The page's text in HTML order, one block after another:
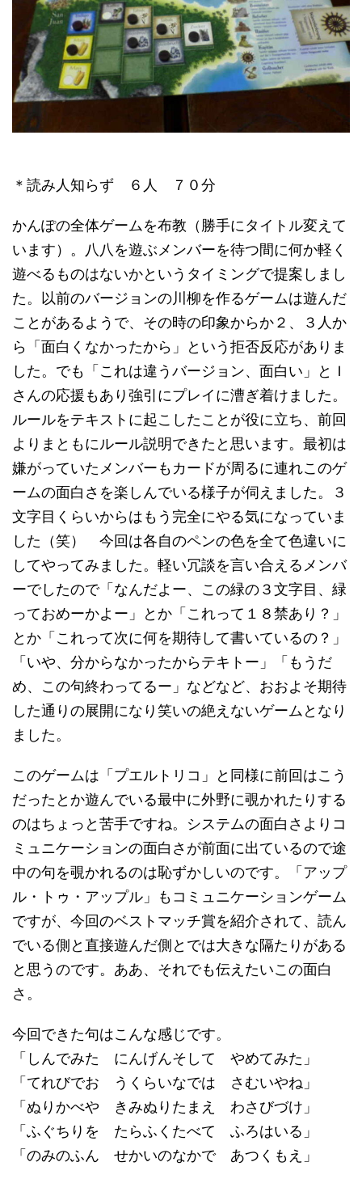
＊読み人知らず ６人 ７０分
かんぽの全体ゲームを布教（勝手にタイトル変えて
います）。八八を遊ぶメンバーを待つ間に何か軽く
遊べるものはないかというタイミングで提案しまし
た。以前のバージョンの川柳を作るゲームは遊んだ
ことがあるようで、その時の印象からか２、３人か
ら「面白くなかったから」という拒否反応がありま
した。でも「これは違うバージョン、面白い」とＩ
さんの応援もあり強引にプレイに漕ぎ着けました。
ルールをテキストに起こしたことが役に立ち、前回
よりまともにルール説明できたと思います。最初は
嫌がっていたメンバーもカードが周るに連れこのゲ
ームの面白さを楽しんでいる様子が伺えました。３
文字目くらいからはもう完全にやる気になっていま
した（笑） 今回は各自のペンの色を全て色違いに
してやってみました。軽い冗談を言い合えるメンバ
ーでしたので「なんだよー、この緑の３文字目、緑
っておめーかよー」とか「これって１８禁あり？」
とか「これって次に何を期待して書いているの？」
「いや、分からなかったからテキトー」「もうだ
め、この句終わってるー」などなど、おおよそ期待
した通りの展開になり笑いの絶えないゲームとなり
ました。
このゲームは「プエルトリコ」と同様に前回はこう
だったとか遊んでいる最中に外野に覗かれたりする
のはちょっと苦手ですね。システムの面白さよりコ
ミュニケーションの面白さが前面に出ているので途
中の句を覗かれるのは恥ずかしいのです。「アップ
ル・トゥ・アップル」もコミュニケーションゲーム
ですが、今回のベストマッチ賞を紹介されて、読ん
でいる側と直接遊んだ側とでは大きな隔たりがある
と思うのです。ああ、それでも伝えたいこの面白
さ。
今回できた句はこんな感じです。
「しんでみた にんげんそして やめてみた」
「てれびでお うくらいなでは さむいやね」
「ぬりかべや きみぬりたまえ わさびづけ」
「ふぐちりを たらふくたべて ふろはいる」
「のみのふん せかいのなかで あつくもえ」